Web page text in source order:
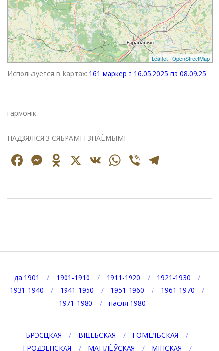
Leaflet | OpenStreetMap
Используется в Картах: 161 маркер з 16.05.2025 па 08.09.25
гармонік
ПАДЗЯЛІСЯ З СЯБРАМІ І ЗНАЁМЫМІ
Facebook
Messenger
Odnoklassniki
X VK WhatsApp
Viber
да 1901 1901-1910 1911-1920
1921-1930
1931-1940
1941-1950 1951-1960
1961-1970
1971-1980
пасля 1980
БРЭСЦКАЯ ВІЦЕБСКАЯ
ГОМЕЛЬСКАЯ
ГРОДЗЕНСКАЯ
МАГІЛЁЎСКАЯ
МІНСКАЯ